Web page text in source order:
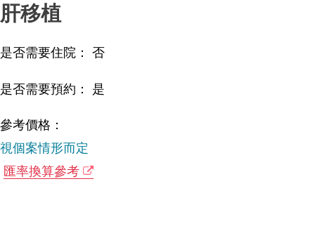
肝移植
是否需要住院： 否
是否需要預約： 是
參考價格：
視個案情形而定
匯率換算參考